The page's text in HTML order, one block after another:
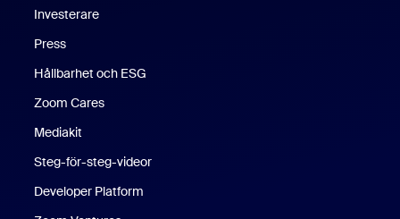
Investerare
Press
Hållbarhet och ESG
Zoom Cares
Mediakit
Steg-för-steg-videor
Developer Platform